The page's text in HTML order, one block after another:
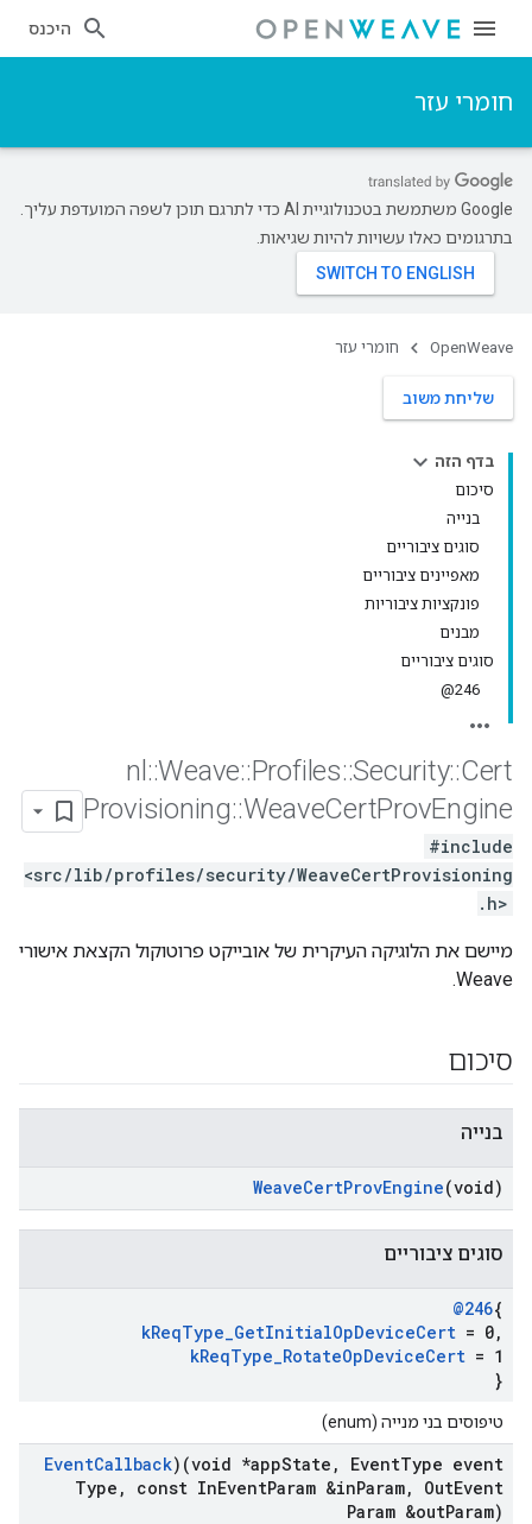
היכנס
חומרי עזר
‫Google משתמשת בטכנולוגיית AI כדי לתרגם תוכן לשפה המועדפת עליך.
בתרגומים כאלו עשויות להיות שגיאות.
OpenWeave חומרי עזר
שליחת משוב
בדף הזה
סיכום
בנייה
סוגים ציבוריים
מאפיינים ציבוריים
פונקציות ציבוריות
מבנים
סוגים ציבוריים
246@
nl ::Weave::Profiles::Security::Cert
Provisioning::WeaveCertProvEngine
#include
<src/lib/profiles/security/WeaveCertProvisioning
.h>
מיישם את הלוגיקה העיקרית של אובייקט פרוטוקול הקצאת אישורי
Weave.
סיכום
בנייה
WeaveCertProvEngine(void)
סוגים ציבוריים
@246{
kReqType_GetInitialOpDeviceCert = 0,
kReqType_RotateOpDeviceCert = 1
}
טיפוסים בני מנייה (enum)
EventCallback)(void *appState , EventType event
Type , const InEventParam &inParam, OutEvent
Param &outParam)